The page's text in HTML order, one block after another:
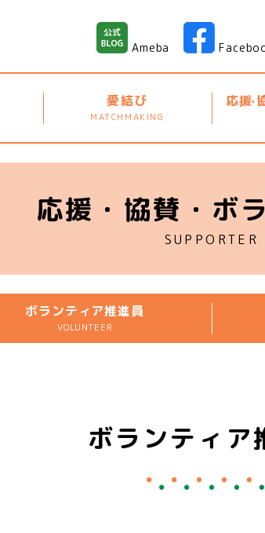
愛結び
MATCHMAKING
応援·
Ameba
応援・協賛・ボ
SUPPORTER
ボランティア推進員
VOLUNTEER
ボランティア